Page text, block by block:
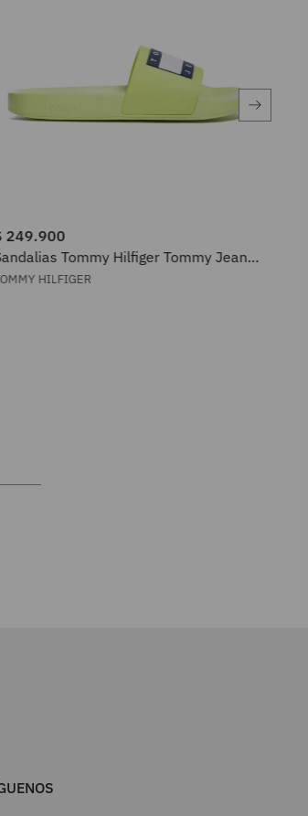
249.900
Tommy Hilfiger Tommy Jeans
Slide para Hombre
HILFIGER